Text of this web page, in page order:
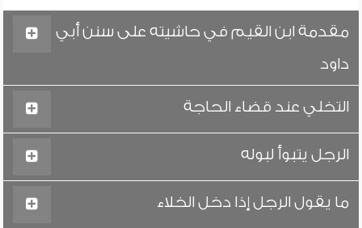
مقدمة ابن القيم في حاشيته على سنن أبي
داود
التخلي عند قضاء الحاجة
الرجل يتبوأ لبوله
ما يقول الرجل إذا دخل الخلاء